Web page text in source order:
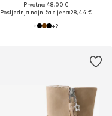
Prvotno: 48,00 €
Posljednja najniža cijena:28,44 €
+2